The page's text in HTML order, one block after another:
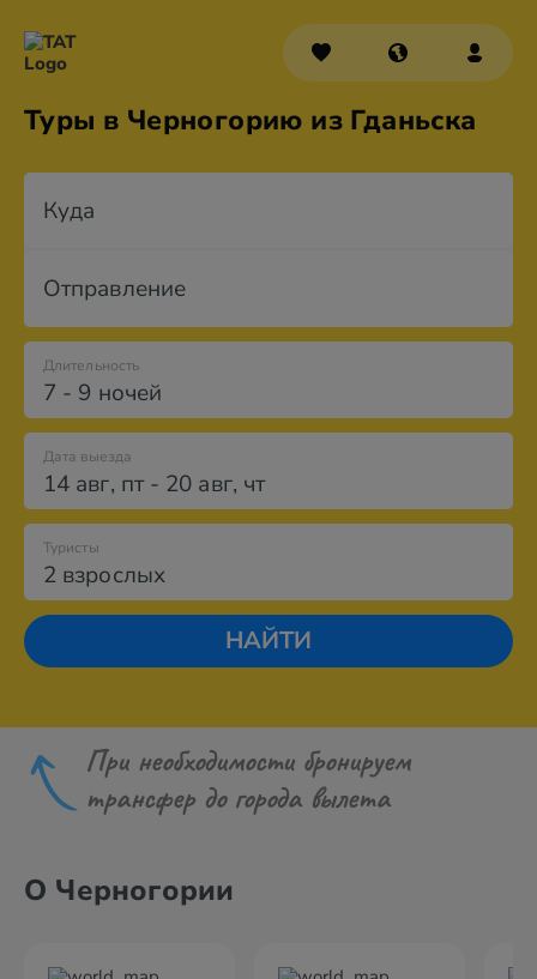
Туры в Черногорию из Гданьска
Куда
Отправление
7 - 9 ночей
Длительность
Дата выезда
14 авг, пт- 20 авг, чт
2 взрослых
Туристы
НАЙТИ
При необходимости бронируем
трансфер до города вылета
О Черногории